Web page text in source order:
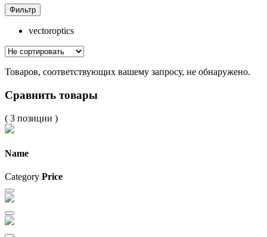
Фильтр
vectoroptics
Товаров, соответствующих вашему запросу, не обнаружено.
Сравнить товары
( 3 позиции )
Name
Category Price